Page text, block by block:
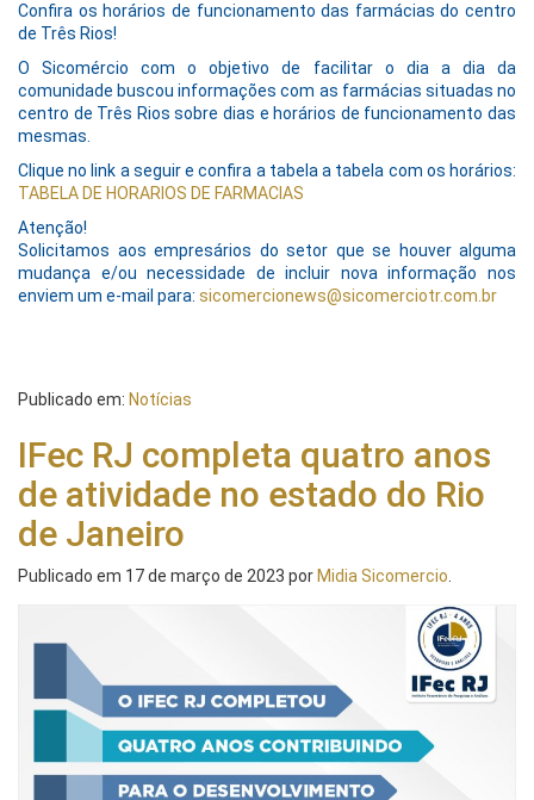
Confira os horários de funcionamento das farmácias do centro
de Três Rios!
O Sicomércio com o objetivo de facilitar o dia a dia da
comunidade buscou informações com as farmácias situadas no
centro de Três Rios sobre dias e horários de funcionamento das
mesmas.
Clique no link a seguir e confira a tabela a tabela com os horários:
TABELA DE HORARIOS DE FARMACIAS
Atenção!
Solicitamos aos empresários do setor que se houver alguma
mudança e/ou necessidade de incluir nova informação nos
enviem um e-mail para: sicomercionews@sicomerciotr.com.br
Publicado em: Notícias
IFec RJ completa quatro anos
de atividade no estado do Rio
de Janeiro
Publicado em 17 de março de 2023 por Midia Sicomercio.